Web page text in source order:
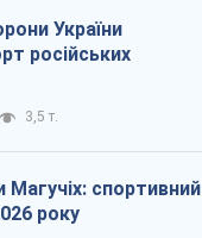
України
російських
3,5 т.
Магучіх: спортивний
року